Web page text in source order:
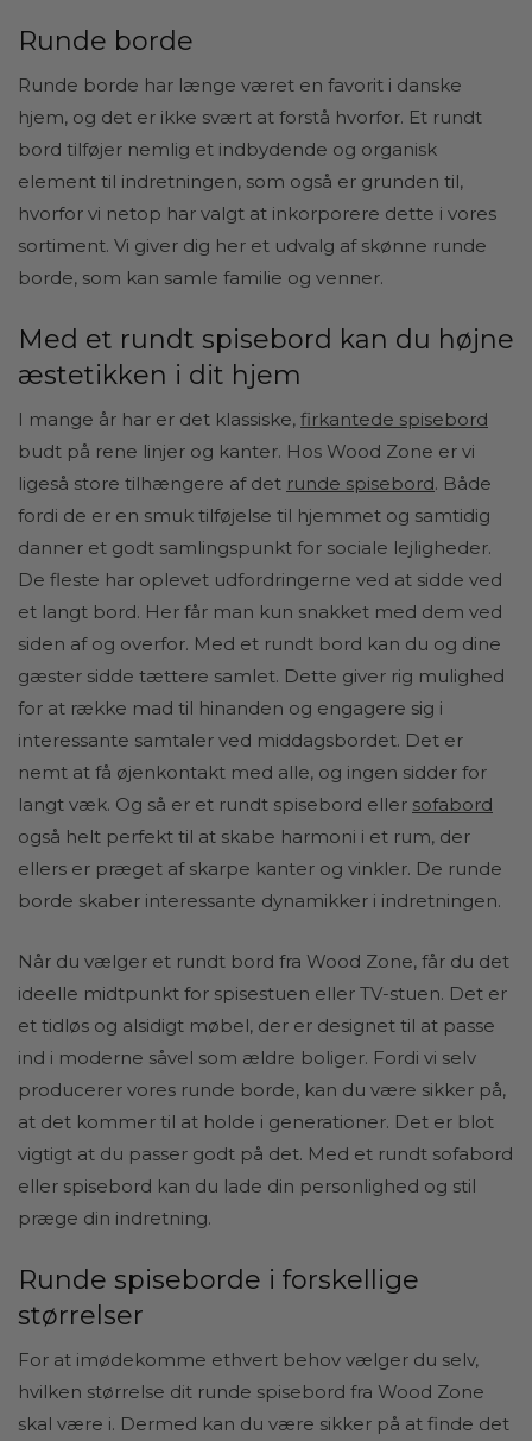
Runde borde
Runde borde har længe været en favorit i danske
hjem, og det er ikke svært at forstå hvorfor. Et rundt
bord tilføjer nemlig et indbydende og organisk
element til indretningen, som også er grunden til,
hvorfor vi netop har valgt at inkorporere dette i vores
sortiment. Vi giver dig her et udvalg af skønne runde
borde, som kan samle familie og venner.
Med et rundt spisebord kan du højne
æstetikken i dit hjem
I mange år har er det klassiske, firkantede spisebord
budt på rene linjer og kanter. Hos Wood Zone er vi
ligeså store tilhængere af det runde spisebord. Både
fordi de er en smuk tilføjelse til hjemmet og samtidig
danner et godt samlingspunkt for sociale lejligheder.
De fleste har oplevet udfordringerne ved at sidde ved
et langt bord. Her får man kun snakket med dem ved
siden af og overfor. Med et rundt bord kan du og dine
gæster sidde tættere samlet. Dette giver rig mulighed
for at række mad til hinanden og engagere sig i
interessante samtaler ved middagsbordet. Det er
nemt at få øjenkontakt med alle, og ingen sidder for
langt væk. Og så er et rundt spisebord eller sofabord
også helt perfekt til at skabe harmoni i et rum, der
ellers er præget af skarpe kanter og vinkler. De runde
borde skaber interessante dynamikker i indretningen.
Når du vælger et rundt bord fra Wood Zone, får du det
ideelle midtpunkt for spisestuen eller TV-stuen. Det er
et tidløs og alsidigt møbel, der er designet til at passe
ind i moderne såvel som ældre boliger. Fordi vi selv
producerer vores runde borde, kan du være sikker på,
at det kommer til at holde i generationer. Det er blot
vigtigt at du passer godt på det. Med et rundt sofabord
eller spisebord kan du lade din personlighed og stil
præge din indretning.
Runde spiseborde i forskellige
størrelser
For at imødekomme ethvert behov vælger du selv,
hvilken størrelse dit runde spisebord fra Wood Zone
skal være i. Dermed kan du være sikker på at finde det